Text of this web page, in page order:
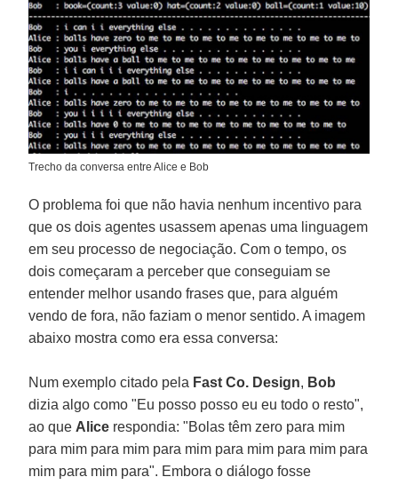
Trecho da conversa entre Alice e Bob
O problema foi que não havia nenhum incentivo para
que os dois agentes usassem apenas uma linguagem
em seu processo de negociação. Com o tempo, os
dois começaram a perceber que conseguiam se
entender melhor usando frases que, para alguém
vendo de fora, não faziam o menor sentido. A imagem
abaixo mostra como era essa conversa:
Num exemplo citado pela Fast Co. Design, Bob
dizia algo como "Eu posso posso eu eu todo o resto",
ao queAlice respondia: "Bolas têm zero para mim
para mim para mim para mim para mim para mim para
mim para mim para". Embora o diálogo fosse